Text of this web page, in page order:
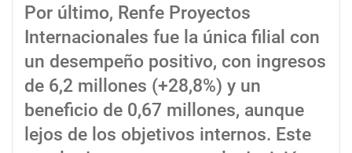
Por último, Renfe Proyectos
Internacionales fue la única filial con
un desempeño positivo, con ingresos
de 6,2 millones (+28,8%) y un
beneficio de 0,67 millones, aunque
lejos de los objetivos internos. Este